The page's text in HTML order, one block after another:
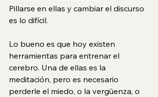
Pillarse en ellas y cambiar el discurso
es lo difícil.
Lo bueno es que hoy existen
herramientas para entrenar el
cerebro. Una de ellas es la
meditación, pero es necesario
perderle el miedo, o la vergüenza, o